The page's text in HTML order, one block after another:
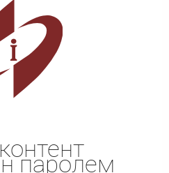
паролем